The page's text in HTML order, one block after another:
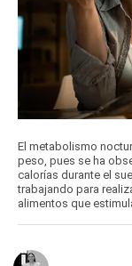
El metabolismo
peso, pues se ha
calorías durante el
trabajando para
alimentos que